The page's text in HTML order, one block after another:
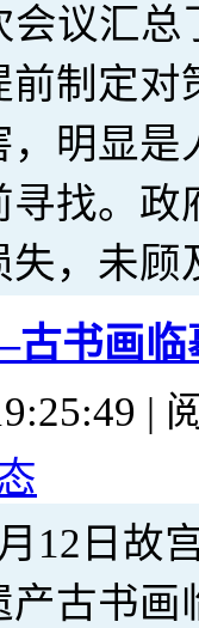
会议汇
前制定
，明显
寻找。
失，未
书画临
|
12日故
产古书